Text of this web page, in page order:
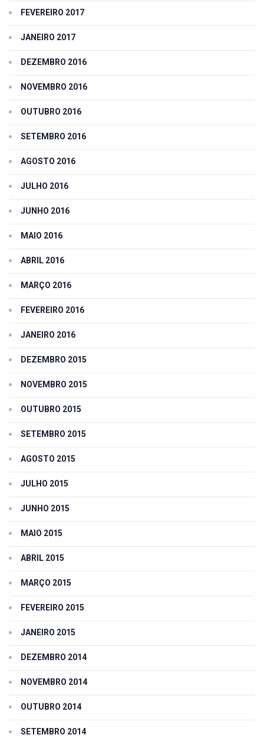
FEVEREIRO 2017
JANEIRO 2017
DEZEMBRO 2016
NOVEMBRO 2016
OUTUBRO 2016
SETEMBRO 2016
AGOSTO 2016
JULHO 2016
JUNHO 2016
MAIO 2016
ABRIL 2016
MARÇO 2016
FEVEREIRO 2016
JANEIRO 2016
DEZEMBRO 2015
NOVEMBRO 2015
OUTUBRO 2015
SETEMBRO 2015
AGOSTO 2015
JULHO 2015
JUNHO 2015
MAIO 2015
ABRIL 2015
MARÇO 2015
FEVEREIRO 2015
JANEIRO 2015
DEZEMBRO 2014
NOVEMBRO 2014
OUTUBRO 2014
SETEMBRO 2014